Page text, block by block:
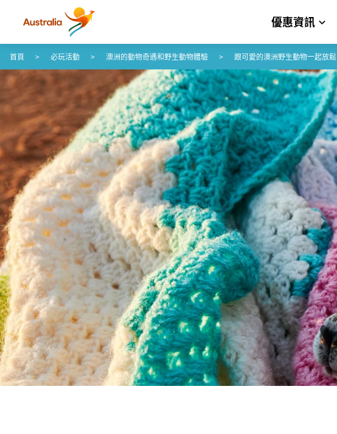
跳至內容
跳至頁尾導覽
優惠資訊
首頁 必玩活動 澳洲的動物奇遇和野生動物體驗 跟可愛的澳洲野生動物一起放鬆